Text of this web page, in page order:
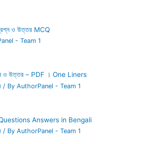
ও উত্তর MCQ
- Team 1
ও উত্তর – PDF । One Liners
/ ByAuthorPanel - Team 1
Answers in Bengali
/ ByAuthorPanel - Team 1